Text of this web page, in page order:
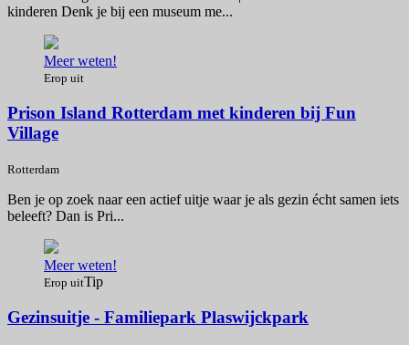
kinderen Denk je bij een museum me...
Meer weten!
Erop uit
Prison Island Rotterdam met kinderen bij Fun
Village
Rotterdam
Ben je op zoek naar een actief uitje waar je als gezin écht samen iets
beleeft? Dan is Pri...
Meer weten!
Erop uitTip
Gezinsuitje - Familiepark Plaswijckpark